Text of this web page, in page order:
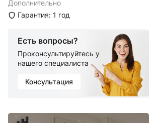
Дополнительно
Гарантия: 1 год
Есть вопросы?
Проконсультируйтесь у
нашего специалиста
Консультация